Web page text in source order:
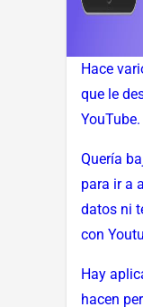
Hace
que le
YouTube.
Quería
para ir a
datos ni
con
Hay
hacen